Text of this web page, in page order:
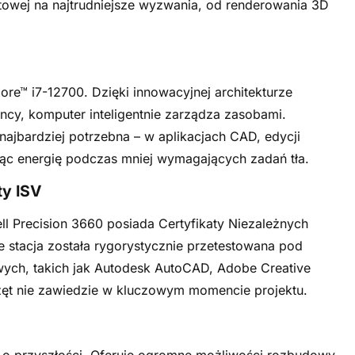
na najtrudniejsze wyzwania, od renderowania 3D
i7-12700. Dzięki innowacyjnej architekturze
komputer inteligentnie zarządza zasobami.
potrzebna – w aplikacjach CAD, edycji
energię podczas mniej wymagających zadań tła.
ISV
Precision 3660 posiada Certyfikaty Niezależnych
została rygorystycznie przetestowana pod
takich jak Autodesk AutoCAD, Adobe Creative
nie zawiedzie w kluczowym momencie projektu.